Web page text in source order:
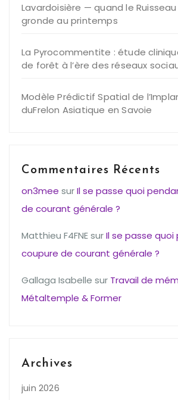
Lavardoisière — quand le
gronde au printemps
La Pyrocommentite : étude
de forêt à l’ère des réseaux
Modèle Prédictif Spatial de
duFrelon Asiatique en Savoie
Commentaires Récents
on3mee surIl se passe quoi
de courant générale ?
Matthieu F4FNEsurIl se passe
coupure de courant générale ?
Gallaga Isabelle sur Travail de
Métaltemple & Former
Archives
juin 2026